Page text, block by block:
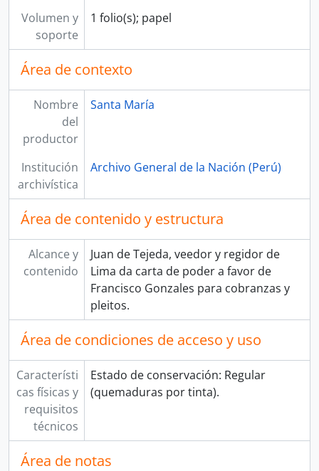
[Unidad documental simple] Carta de obligación
[Unidad documental simple] Carta de traspaso
[Unidad de instalación] CAJA 02
[Unidad de instalación] CAJA 03
[Unidad de instalación] CAJA 06
[Unidad de instalación] CAJA 07
[Unidad de instalación] CAJA 08
[Unidad de instalación] CAJA 09
[Unidad de instalación] CAJA 10
[Unidad de instalación] CAJA 11
[Colección] TOMÁS DIÉGUEZ
Volumen y
soporte
1 folio(s); papel
Área de contexto
Nombre
del
productor
Santa María
Institución
archivística
Archivo General de la Nación (Perú)
Área de contenido y estructura
Alcance y
contenido
Juan de Tejeda, veedor y regidor de
Lima da carta de poder a favor de
Francisco Gonzales para cobranzas y
pleitos.
Área de condiciones de acceso y uso
Característi
cas físicas y
requisitos
técnicos
Estado de conservación: Regular
(quemaduras por tinta).
Área de notas